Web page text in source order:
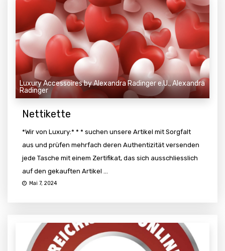
Luxury Accessoires by Alexandra Radinger e.U., Alexandra
Radinger
Nettikette
*Wir von Luxury:* * * suchen unsere Artikel mit Sorgfalt
aus und prüfen mehrfach deren Authentizität versenden
jede Tasche mit einem Zertifikat, das sich ausschliesslich
auf den gekauften Artikel ...
Mai 7, 2024